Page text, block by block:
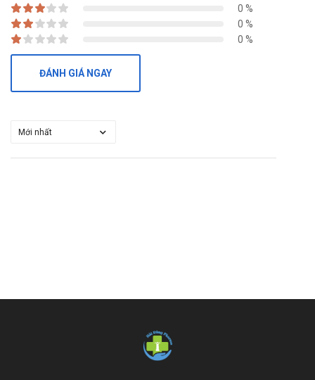
0 %
0 %
0 %
ĐÁNH GIÁ NGAY